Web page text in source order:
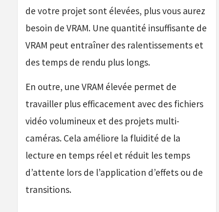
de votre projet sont élevées, plus vous aurez
besoin de VRAM. Une quantité insuffisante de
VRAM peut entraîner des ralentissements et
des temps de rendu plus longs.
En outre, une VRAM élevée permet de
travailler plus efficacement avec des fichiers
vidéo volumineux et des projets multi-
caméras. Cela améliore la fluidité de la
lecture en temps réel et réduit les temps
d’attente lors de l’application d’effets ou de
transitions.